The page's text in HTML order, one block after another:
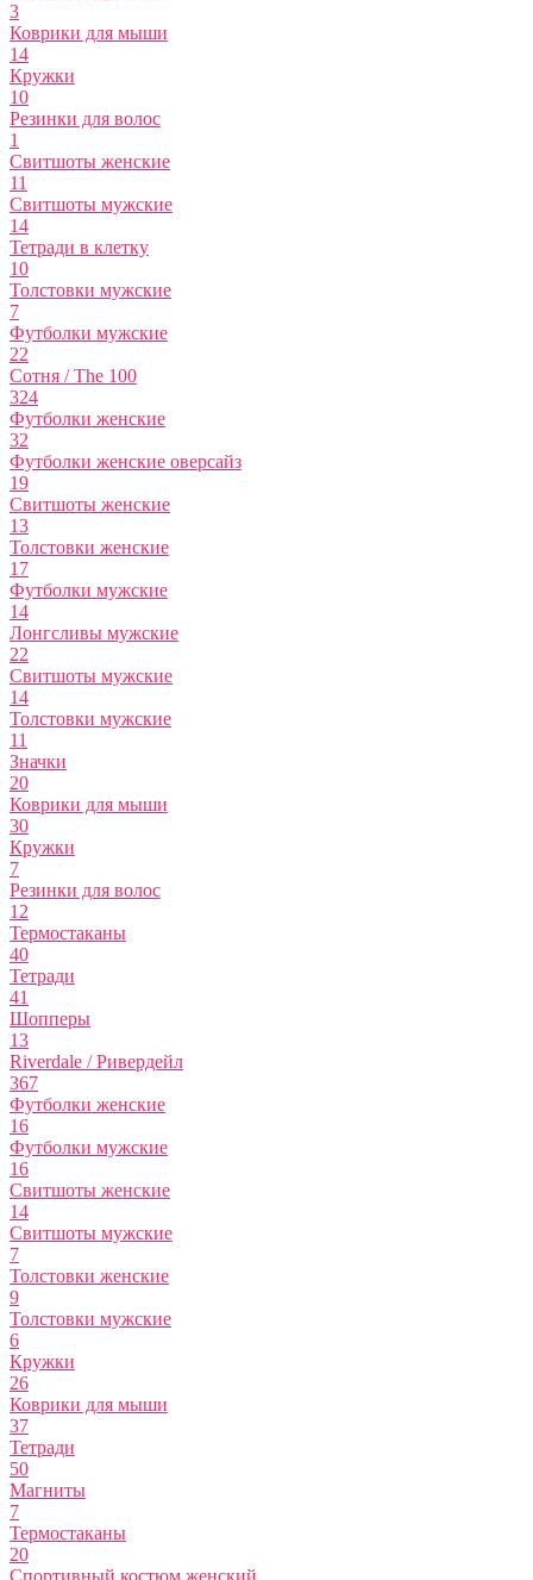
3
Коврики для мыши
14
Кружки
10
Резинки для волос
1
Свитшоты женские
11
Свитшоты мужские
14
Тетради в клетку
10
Толстовки мужские
7
Футболки мужские
22
Сотня / The 100
324
Футболки женские
32
Футболки женские оверсайз
19
Свитшоты женские
13
Толстовки женские
17
Футболки мужские
14
Лонгсливы мужские
22
Свитшоты мужские
14
Толстовки мужские
11
Значки
20
Коврики для мыши
30
Кружки
7
Резинки для волос
12
Термостаканы
40
Тетради
41
Шопперы
13
Riverdale / Ривердейл
367
Футболки женские
16
Футболки мужские
16
Свитшоты женские
14
Свитшоты мужские
7
Толстовки женские
9
Толстовки мужские
6
Кружки
26
Коврики для мыши
37
Тетради
50
Магниты
7
Термостаканы
20